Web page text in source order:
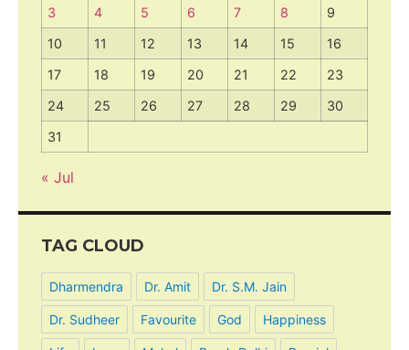
3
4 5 6 7 8
9
10
11 12 13 14 15
16
17
18 19 20 21 22
23
24
25 26 27 28 29
30
31
« Jul
TAG CLOUD
Dharmendra Dr. Amit Dr. S.M. Jain
Dr. Sudheer Favourite God Happiness